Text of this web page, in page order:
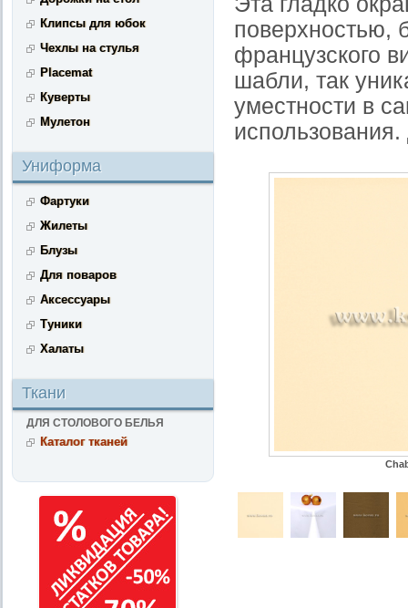
Клипсы для юбок
Чехлы на стулья
Placemat
Куверты
Мулетон
Униформа
Фартуки
Жилеты
Блузы
Для поваров
Аксессуары
Туники
Халаты
Ткани
ДЛЯ СТОЛОВОГО БЕЛЬЯ
Каталог тканей
поверхностью,
французского
шабли, так
уместности в